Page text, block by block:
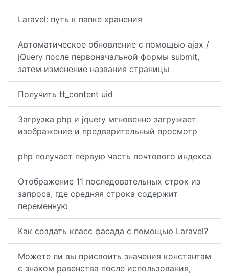
Laravel: путь к папке хранения
Автоматическое обновление с помощью ajax /
jQuery после первоначальной формы submit,
затем изменение названия страницы
Получить tt_content uid
Загрузка php и jquery мгновенно загружает
изображение и предварительный просмотр
php получает первую часть почтового индекса
Отображение 11 последовательных строк из
запроса, где средняя строка содержит
переменную
Как создать класс фасада с помощью Laravel?
Можете ли вы присвоить значения константам
с знаком равенства после использования,